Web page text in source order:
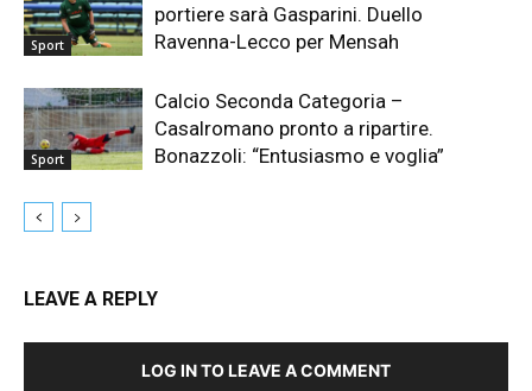
Sport
portiere sarà Gasparini. Duello
Ravenna-Lecco per Mensah
Sport
Calcio Seconda Categoria –
Casalromano pronto a ripartire.
Bonazzoli: “Entusiasmo e voglia”
LEAVE A REPLY
LOG IN TO LEAVE A COMMENT